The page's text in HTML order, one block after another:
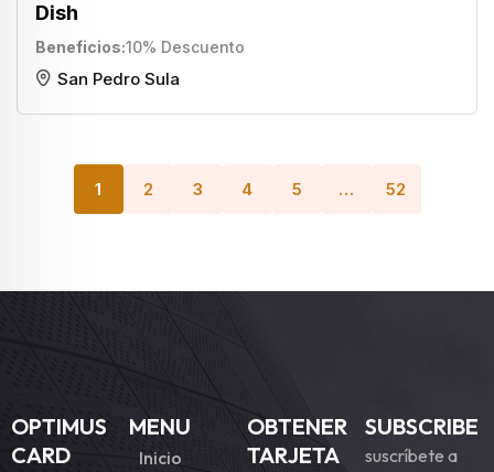
Dish
Beneficios 10% Descuento
San Pedro Sula
1 2 3 4 5 … 52
OPTIMUS
CARD
MENU
Inicio
OBTENER
TARJETA
SUBSCRIBE
suscríbete a